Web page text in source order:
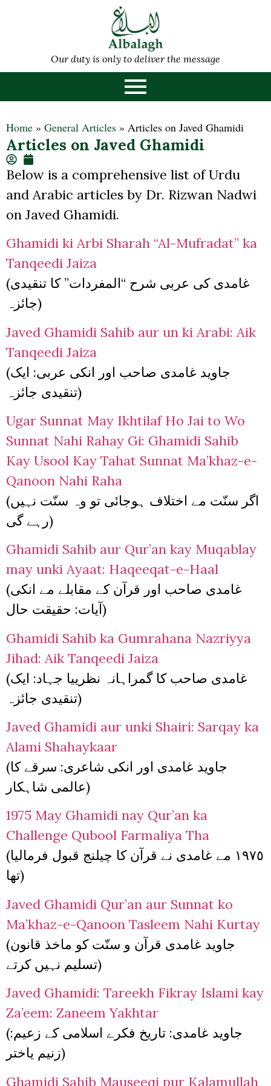
Our duty is only to deliver the message
Home » General Articles » Articles on Javed Ghamidi
Articles on Javed Ghamidi
Below is a comprehensive list of Urdu
and Arabic articles by Dr. Rizwan Nadwi
on Javed Ghamidi.
Ghamidi ki Arbi Sharah “Al-Mufradat” ka
Tanqeedi Jaiza
(غامدی کی عربی شرح “المفردات” کا تنقیدی
جائزہ)
Javed Ghamidi Sahib aur un ki Arabi: Aik
Tanqeedi Jaiza
(جاوید غامدی صاحب اور انکی عربی: ایک
تنقیدی جائزہ)
Ugar Sunnat May Ikhtilaf Ho Jai to Wo
Sunnat Nahi Rahay Gi: Ghamidi Sahib
Kay Usool Kay Tahat Sunnat Ma’khaz-e-
Qanoon Nahi Raha
(اگر سنّت مے اختلاف ہوجائی تو وہ سنّت نہیں
رہے گی)
Ghamidi Sahib aur Qur’an kay Muqablay
may unki Ayaat: Haqeeqat-e-Haal
(غامدی صاحب اور قرآن کے مقابلے مے انکی
آیات: حقیقت حال)
Ghamidi Sahib ka Gumrahana Nazriyya
Jihad: Aik Tanqeedi Jaiza
(غامدی صاحب کا گمراہانہ نظرییا جہاد: ایک
تنقیدی جائزہ)
Javed Ghamidi aur unki Shairi: Sarqay ka
Alami Shahaykaar
(جاوید غامدی اور انکی شاعری: سرقے کا
عالمی شاہکار)
1975 May Ghamidi nay Qur’an ka
Challenge Qubool Farmaliya Tha
(١٩٧٥ مے غامدی نے قرآن کا چیلنج قبول فرمالیا
تھا)
Javed Ghamidi Qur’an aur Sunnat ko
Ma’khaz-e-Qanoon Tasleem Nahi Kurtay
(جاوید غامدی قرآن و سنّت کو ماخذ قانون
تسلیم نہیں کرتے)
Javed Ghamidi: Tareekh Fikray Islami kay
Za’eem: Zaneem Yakhtar
(جاوید غامدی: تاریخ فکرے اسلامی کے زعیم:
زنیم یاختر)
Ghamidi Sahib Mauseeqi pur Kalamullah